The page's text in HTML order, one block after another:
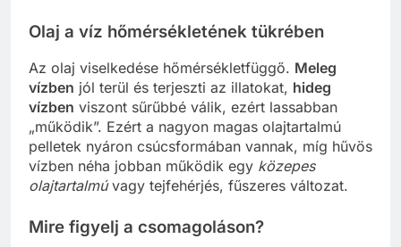
Olaj a víz hőmérsékletének tükrében
Az olaj viselkedése hőmérsékletfüggő. Meleg
vízben jól terül és terjeszti az illatokat, hideg
vízben viszont sűrűbbé válik, ezért lassabban
„működik”. Ezért a nagyon magas olajtartalmú
pelletek nyáron csúcsformában vannak, míg hűvös
vízben néha jobban működik egy közepes
olajtartalmúvagy tejfehérjés, fűszeres változat.
Mire figyelj a csomagoláson?